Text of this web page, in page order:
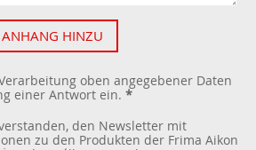
ANHANG HINZU
oben angegebener Daten
einer Antwort ein. *
den Newsletter mit
zu den Produkten der Frima Aikon